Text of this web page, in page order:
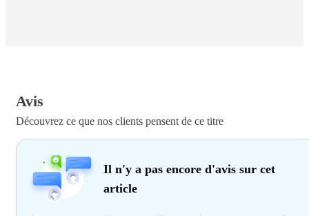
Avis
Découvrez ce que nos clients pensent de ce titre
Il n'y a pas encore d'avis sur cet
article